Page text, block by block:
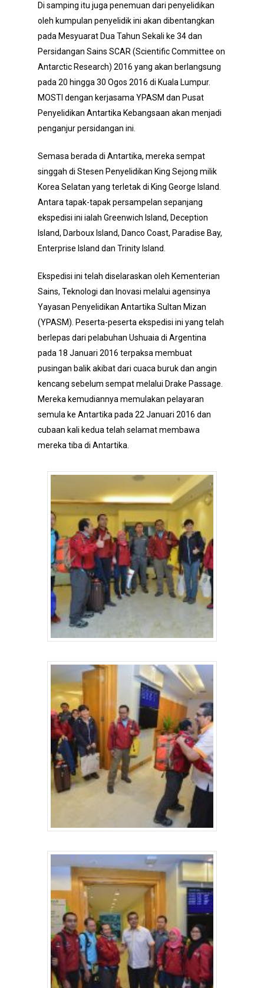
Di samping itu juga penemuan dari penyelidikan
oleh kumpulan penyelidik ini akan dibentangkan
pada Mesyuarat Dua Tahun Sekali ke 34 dan
Persidangan Sains SCAR (Scientific Committee on
Antarctic Research) 2016 yang akan berlangsung
pada 20 hingga 30 Ogos 2016 di Kuala Lumpur.
MOSTI dengan kerjasama YPASM dan Pusat
Penyelidikan Antartika Kebangsaan akan menjadi
penganjur persidangan ini.
Semasa berada di Antartika, mereka sempat
singgah di Stesen Penyelidikan King Sejong milik
Korea Selatan yang terletak di King George Island.
Antara tapak-tapak persampelan sepanjang
ekspedisi ini ialah Greenwich Island, Deception
Island, Darboux Island, Danco Coast, Paradise Bay,
Enterprise Island dan Trinity Island.
Ekspedisi ini telah diselaraskan oleh Kementerian
Sains, Teknologi dan Inovasi melalui agensinya
Yayasan Penyelidikan Antartika Sultan Mizan
(YPASM). Peserta-peserta ekspedisi ini yang telah
berlepas dari pelabuhan Ushuaia di Argentina
pada 18 Januari 2016 terpaksa membuat
pusingan balik akibat dari cuaca buruk dan angin
kencang sebelum sempat melalui Drake Passage.
Mereka kemudiannya memulakan pelayaran
semula ke Antartika pada 22 Januari 2016 dan
cubaan kali kedua telah selamat membawa
mereka tiba di Antartika.